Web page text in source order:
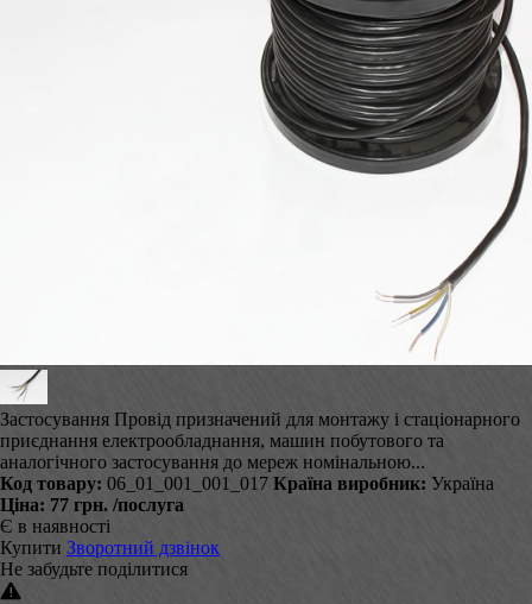
Застосування Провід призначений для монтажу і стаціонарного
приєднання електрообладнання, машин побутового та
аналогічного застосування до мереж номінальною...
Код товару: 06_01_001_001_017 Країна виробник: Україна
Ціна: 77 грн. /послуга
Є в наявності
Купити Зворотний дзвінок
Не забудьте поділитися